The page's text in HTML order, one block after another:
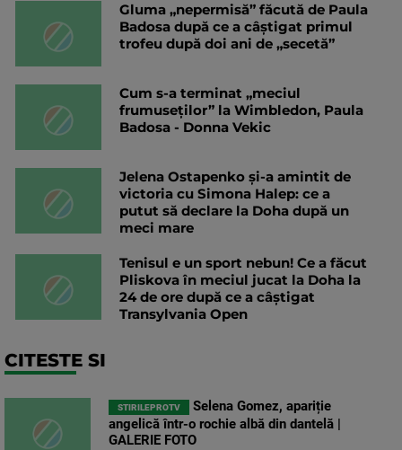
Gluma „nepermisă” făcută de Paula
Badosa după ce a câștigat primul
trofeu după doi ani de „secetă”
Cum s-a terminat „meciul
frumuseților” la Wimbledon, Paula
Badosa - Donna Vekic
Jelena Ostapenko și-a amintit de
victoria cu Simona Halep: ce a
putut să declare la Doha după un
meci mare
Tenisul e un sport nebun! Ce a făcut
Pliskova în meciul jucat la Doha la
24 de ore după ce a câștigat
Transylvania Open
CITESTE SI
STIRILEPROTV
Selena Gomez, apariție
angelică într-o rochie albă din dantelă |
GALERIE FOTO